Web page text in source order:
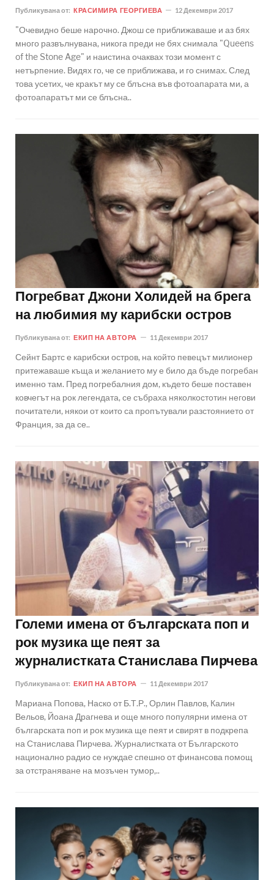
Публикувана от: КРАСИМИРА ГЕОРГИЕВА 12 Декември 2017
"Очевидно беше нарочно. Джош се приближаваше и аз бях
много развълнувана, никога преди не бях снимала "Queens
of the Stone Age" и наистина очаквах този момент с
нетърпение. Видях го, че се приближава, и го снимах. След
това усетих, че кракът му се блъсна във фотоапарата ми, а
фотоапаратът ми се блъсна..
Погребват Джони Холидей на брега
на любимия му карибски остров
Публикувана от: ЕКИП НА АВТОРА 11 Декември 2017
Сейнт Бартс е карибски остров, на който певецът милионер
притежаваше къща и желанието му е било да бъде погребан
именно там. Пред погребалния дом, където беше поставен
ковчегът на рок легендата, се събраха няколкостотин негови
почитатели, някои от които са пропътували разстоянието от
Франция, за да се..
Големи имена от българската поп и
рок музика ще пеят за
журналистката Станислава Пирчева
Публикувана от: ЕКИП НА АВТОРА 11 Декември 2017
Мариана Попова, Наско от Б.Т.Р., Орлин Павлов, Калин
Вельов, Йоана Драгнева и още много популярни имена от
българската поп и рок музика ще пеят и свирят в подкрепа
на Станислава Пирчева. Журналистката от Българското
национално радио се нуждаe спешно от финансова помощ
за отстраняване на мозъчен тумор,..